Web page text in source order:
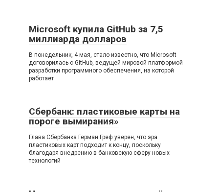
Microsoft купила GitHub за 7,5
миллиарда долларов
В понедельник, 4 мая, стало известно, что Microsoft
договорилась с GitHub, ведущей мировой платформой
разработки программного обеспечения, на которой
работает
Сбербанк: пластиковые карты на
пороге вымирания»
Глава Сбербанка Герман Греф уверен, что эра
пластиковых карт подходит к концу, поскольку
благодаря внедрению в банковскую сферу новых
технологий